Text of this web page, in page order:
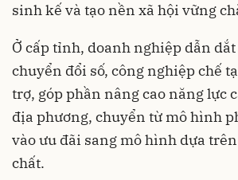
sinh kế và tạo nền xã hội vững
Ở cấp tỉnh, doanh nghiệp dẫn
chuyển đổi số, công nghiệp chế
trợ, góp phần nâng cao năng lực
địa phương, chuyển từ mô hình
vào ưu đãi sang mô hình dựa
chất.